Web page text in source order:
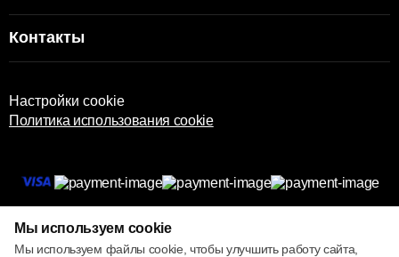
Контакты
Настройки cookie
Политика использования cookie
© 2013 – 2026 ECOM
Мы используем cookie
Мы используем файлы cookie, чтобы улучшить работу сайта,